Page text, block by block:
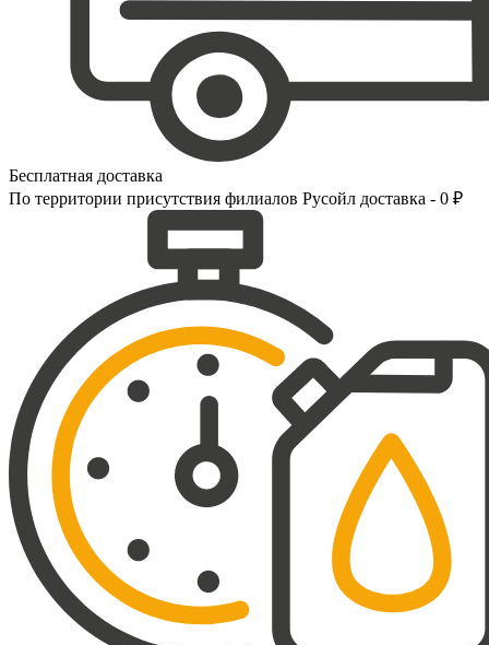
Бесплатная доставка
По территории присутствия филиалов Русойл доставка - 0 ₽